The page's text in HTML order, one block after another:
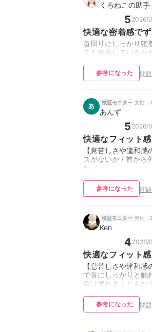
くろねこの助手
5 2026/
快適な密着感で
首周りにしっかり密
ても密着しているお
参考になった 問
検証モニター 女性 |
あんず
5 2026/
快適なフィット
【息苦しさや違和
スがないか / 首から
た。
参考になった 問
検証モニター 男性 |
Ken
4 2026/
快適なフィット
【息苦しさや違和
で首にしっかりと触
時はずれることもな
参考になった 問